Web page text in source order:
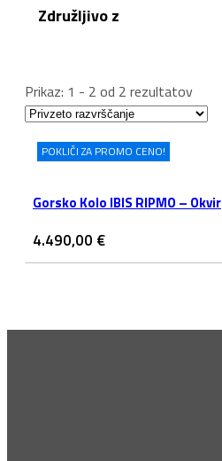
Združljivo z
Prikaz: 1 - 2 od 2 rezultatov
POKLIČI ZA PROMO CENO!
Gorsko Kolo IBIS RIPMO – Okvir
4.490,00 €